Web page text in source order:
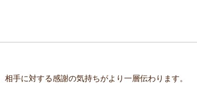
手に対する感謝の気持ちがより一層伝わります。